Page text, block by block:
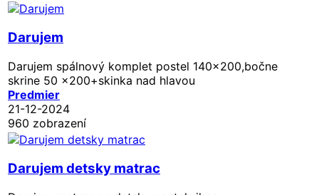
Darujem
Darujem spálnový komplet postel 140x200,bočne
skrine 50 x200+skinka nad hlavou
Predmier
21-12-2024
960 zobrazení
Darujem detsky matrac